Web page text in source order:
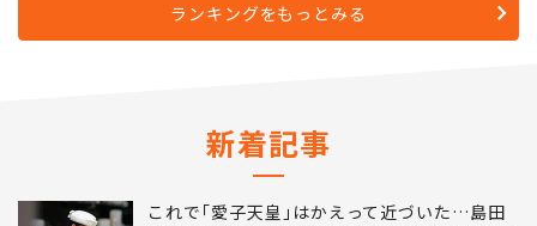
ランキングをもっとみる
新着記事
これで｢愛子天皇｣はかえって近づいた…島田